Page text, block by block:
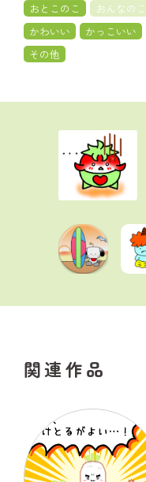
おとこのこ おんなのこ
かわいい
かっこいい
その他
関連作品